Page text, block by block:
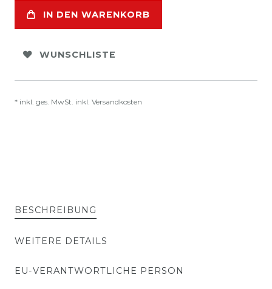
IN DEN WARENKORB
WUNSCHLISTE
* inkl. ges. MwSt. inkl. Versandkosten
BESCHREIBUNG
WEITERE DETAILS
EU-VERANTWORTLICHE PERSON